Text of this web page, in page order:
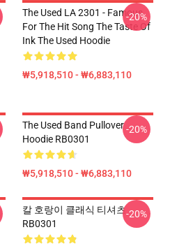
The Used LA 2301 - Famous
For The Hit Song The Taste Of
Ink The Used Hoodie
₩5,918,510 - ₩6,883,110
-20%
The Used Band Pullover
Hoodie RB0301
₩5,918,510 - ₩6,883,110
-20%
칼 호랑이 클래식 티셔츠
RB0301
-20%